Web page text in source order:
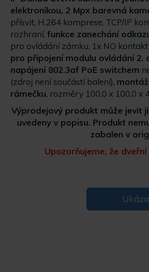
elektronikou, 2 Mpx barevná
přísvit, H.264 komprese, TCP/IP
rozhraní, funkce zanechání
pro ovládání zámku, 1x NO
pro připojení modulu ovládání 2.
napájení 802.3af PoE switchem
(zdroj není součástí balení),
rámečku, rozměry 100,0 x 100,0 x
Výprodejový produkt může jevit
uvedeny v popisu. Produkt
zabalen v
Upozorňujeme, že